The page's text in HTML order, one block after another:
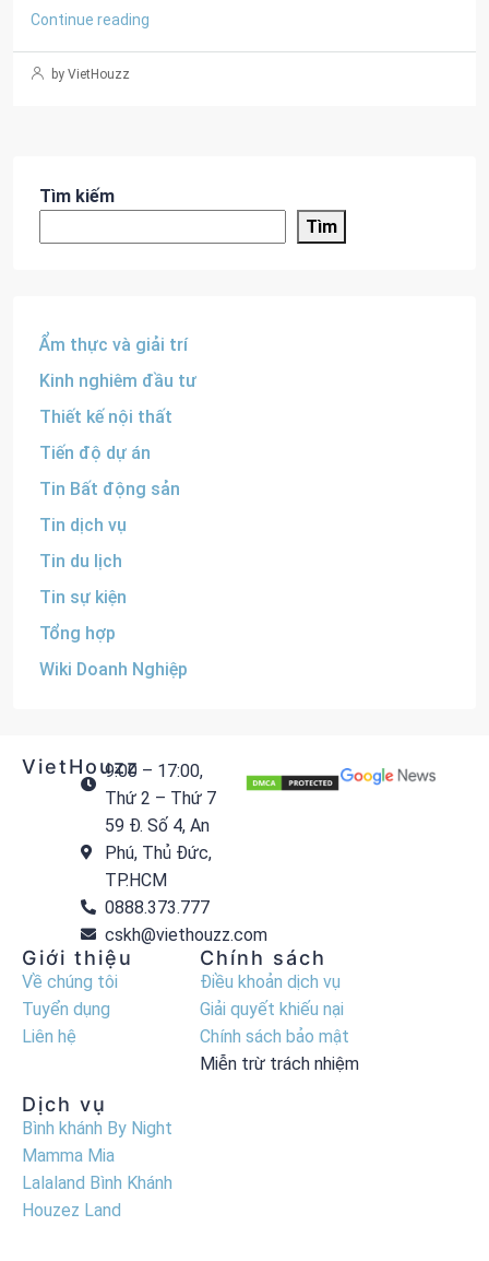
Continue reading
by VietHouzz
Tìm kiếm
Tìm
Ẩm thực và giải trí
Kinh nghiêm đầu tư
Thiết kế nội thất
Tiến độ dự án
Tin Bất động sản
Tin dịch vụ
Tin du lịch
Tin sự kiện
Tổng hợp
Wiki Doanh Nghiệp
VietHouzz9:00 – 17:00,
Thứ 2 – Thứ 7
59 Đ. Số 4, An
Phú, Thủ Đức,
TP.HCM
0888.373.777
cskh@viethouzz.com
Giới thiệu
Về chúng tôi
Tuyển dụng
Liên hệ
Chính sách
Điều khoản dịch vụ
Giải quyết khiếu nại
Chính sách bảo mật
Miễn trừ trách nhiệm
Dịch vụ
Bình khánh By Night
Mamma Mia
Lalaland Bình Khánh
Houzez Land